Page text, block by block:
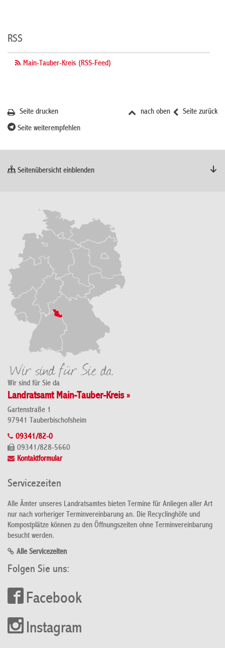
RSS
Main-Tauber-Kreis (RSS-Feed)
Seite zurück
nach oben
Seite drucken
Seite weiterempfehlen
Seitenübersicht einblenden
Wir sind für Sie da
Landratsamt Main-Tauber-Kreis »
Gartenstraße 1
97941 Tauberbischofsheim
09341/82-0
09341/828-5660
Kontaktformular
Servicezeiten
Alle Ämter unseres Landratsamtes bieten Termine für Anliegen aller Art
nur nach vorheriger Terminvereinbarung an. Die Recyclinghöfe und
Kompostplätze können zu den Öffnungszeiten ohne Terminvereinbarung
besucht werden.
Alle Servicezeiten
Folgen Sie uns:
Facebook
Instagram